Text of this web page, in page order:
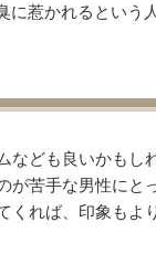
惹かれるという
なども良いかもし
が苦手な男性にと
くれば、印象もよ